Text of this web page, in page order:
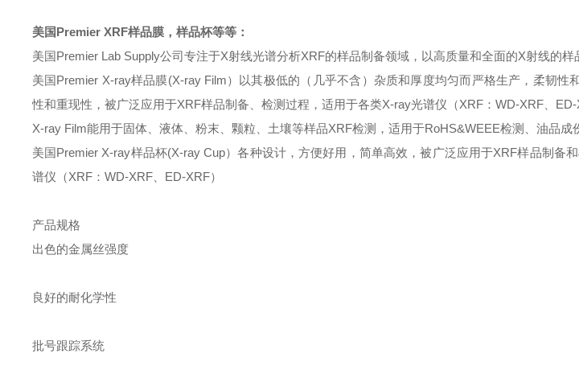
美国Premier XRF样品膜 ， 样品杯等等 ：
美国Premier Lab Supply公司专注于X射线光谱分析XRF的样品制备领域，以高质量和全面的X射线的样
美国Premier X-ray样品膜(X-ray Film）以其极低的（几乎不含）杂质和厚度均匀而严格生产，柔韧性
性和重现性，被广泛应用于XRF样品制备、检测过程，适用于各类X-ray光谱仪（XRF：WD-XRF、ED-
X-ray Film能用于固体、液体、粉末、颗粒、土壤等样品XRF检测，适用于RoHS&WEEE检测、油品成
美国Premier X-ray样品杯(X-rayCup）各种设计，方便好用，简单高效 ，被广泛应用于XRF样品制备和
谱仪（XRF：WD-XRF、ED-XRF）
产品规格
出色的金属丝强度
良好的耐化学性
批号跟踪系统